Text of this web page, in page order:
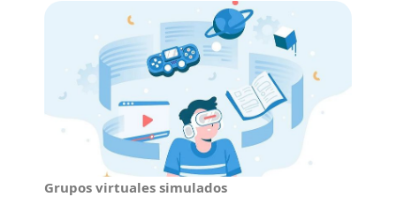
Grupos virtuales simulados